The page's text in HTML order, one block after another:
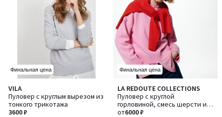
Финальная цена
VILA
Пуловер с круглым вырезом из
тонкого трикотажа
3600 ₽
5
/
5
Количество
цветов:
2
Финальная цена
LA REDOUTE COLLECTIONS
Пуловер с круглой
горловиной, смесь шерсти и
хлопка
от6000 ₽
4,7
/ 5
Количество
цветов:
3